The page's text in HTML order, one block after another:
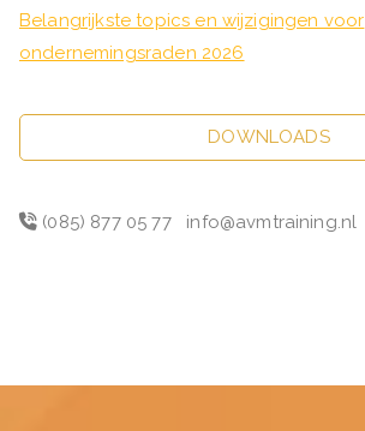
Belangrijkste topics en wijzigingen voor
ondernemingsraden 2026
DOWNLOADS
(085) 877 05 77 info@avmtraining.nl